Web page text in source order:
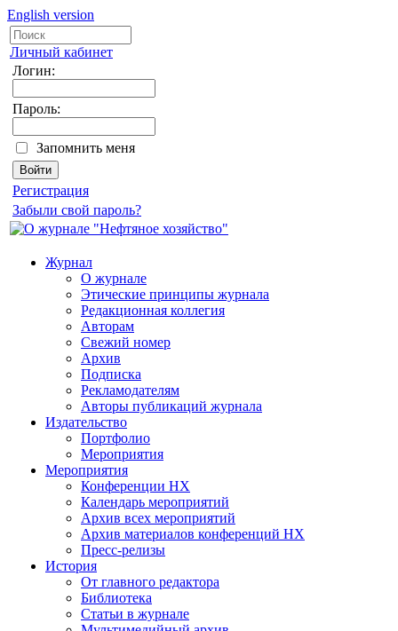
English version
Личный кабинет
Логин:
Пароль:
Запомнить меня
Регистрация
Забыли свой пароль?
Журнал
О журнале
Этические принципы журнала
Редакционная коллегия
Авторам
Свежий номер
Архив
Подписка
Рекламодателям
Авторы публикаций журнала
Издательство
Портфолио
Мероприятия
Мероприятия
Конференции НХ
Календарь мероприятий
Архив всех мероприятий
Архив материалов конференций НХ
Пресс-релизы
История
От главного редактора
Библиотека
Статьи в журнале